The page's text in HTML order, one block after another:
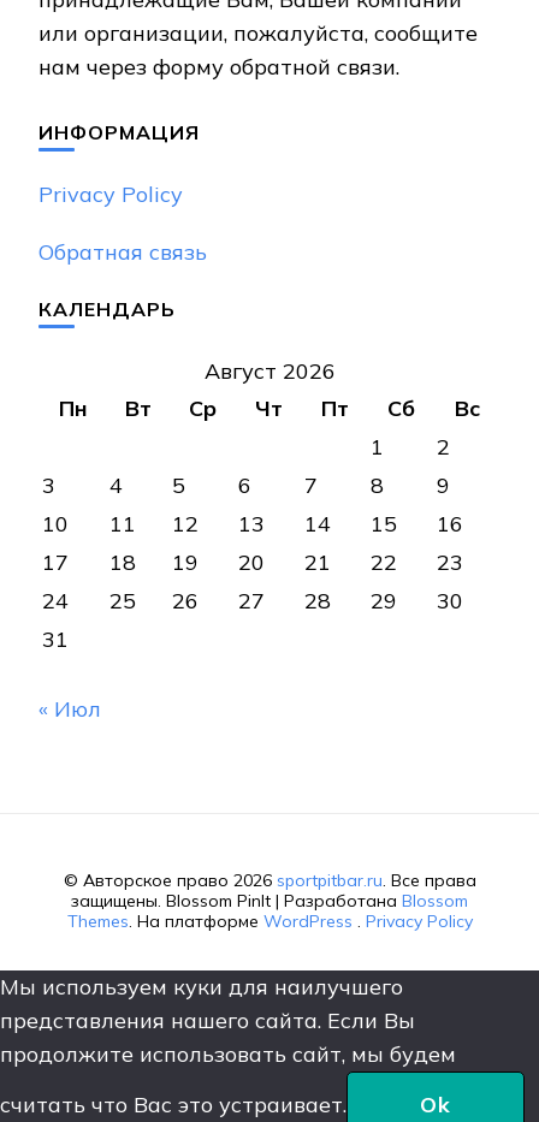
или организации, пожалуйста, сообщите
нам через форму обратной связи.
ИНФОРМАЦИЯ
Privacy Policy
Обратная связь
КАЛЕНДАРЬ
Август 2026
Пн
Вт Ср Чт Пт Сб
Вс
1
2
3
4 5 6 7 8
9
10
11 12 13 14 15
16
17
18 19 20 21 22
23
24
25 26 27 28 29
30
31
« Июл
© Авторское право 2026 sportpitbar.ru. Все права
защищены. Blossom PinIt | Разработана Blossom
Themes. На платформе WordPress . Privacy Policy
Мы используем куки для наилучшего
представления нашего сайта. Если Вы
продолжите использовать сайт, мы будем
считать что Вас это устраивает.
Ok